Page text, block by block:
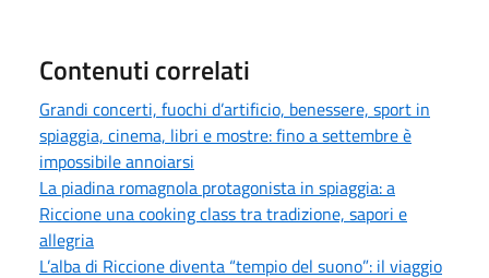
Contenuti correlati
Grandi concerti, fuochi d’artificio, benessere, sport in
spiaggia, cinema, libri e mostre: fino a settembre è
impossibile annoiarsi
La piadina romagnola protagonista in spiaggia: a
Riccione una cooking class tra tradizione, sapori e
allegria
L’alba di Riccione diventa “tempio del suono”: il viaggio